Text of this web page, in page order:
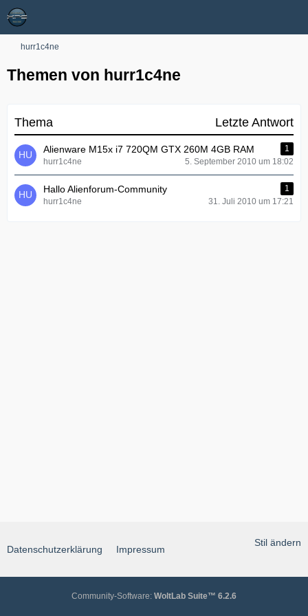
hurr1c4ne
Themen von hurr1c4ne
Thema Letzte Antwort
Alienware M15x i7 720QM GTX 260M 4GB RAM
1
hurr1c4ne
5. September 2010 um 18:02
Hallo Alienforum-Community
1
hurr1c4ne
31. Juli 2010 um 17:21
Stil ändern
Datenschutzerklärung Impressum
Community-Software: WoltLab Suite™ 6.2.6